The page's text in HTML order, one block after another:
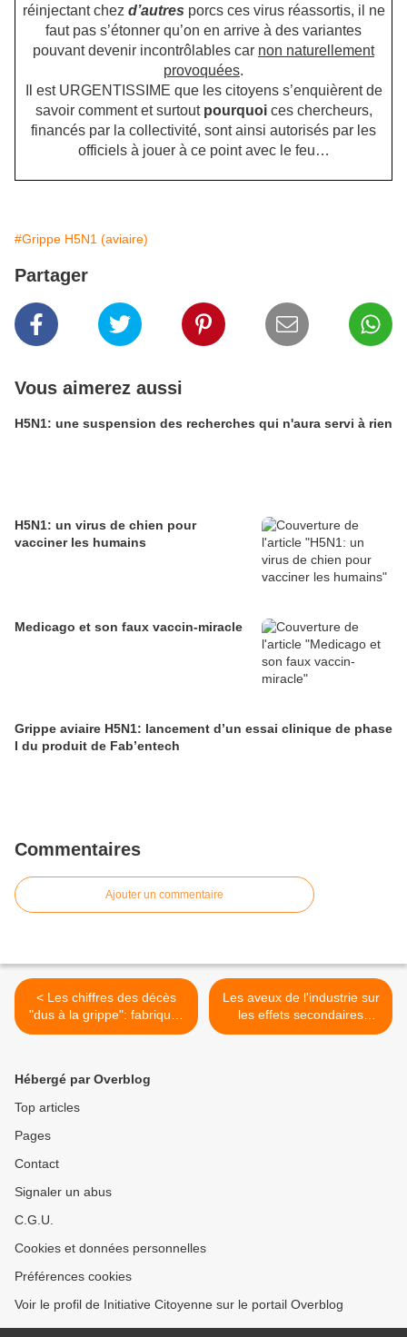
réinjectant chez d’autres porcs ces virus réassortis, il ne
faut pas s’étonner qu’on en arrive à des variantes
pouvant devenir incontrôlables car non naturellement
provoquées.
Il est URGENTISSIME que les citoyens s’enquièrent de
savoir comment et surtout pourquoices chercheurs,
financés par la collectivité, sont ainsi autorisés par les
officiels à jouer à ce point avec le feu…
#Grippe H5N1 (aviaire)
Partager
Vous aimerez aussi
H5N1: une suspension des recherches qui n'aura servi à rien
H5N1: un virus de chien pour
vacciner les humains
Medicago et son faux vaccin-miracle
Grippe aviaire H5N1: lancement d’un essai clinique de phase
I du produit de Fab’entech
Commentaires
Ajouter un commentaire
< Les chiffres des décès
"dus à la grippe": fabriqués
de toutes pièces
Les aveux de l'industrie sur
les effets secondaires
avérés et l'absence de
Hébergé par Overblog
Top articles
Pages
Contact
Signaler un abus
C.G.U.
Cookies et données personnelles
Préférences cookies
Voir le profil de Initiative Citoyenne sur le portail Overblog